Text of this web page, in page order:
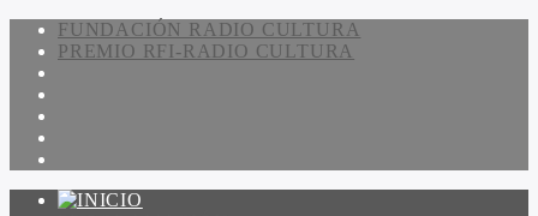
FUNDACIÓN RADIO CULTURA
PREMIO RFI-RADIO CULTURA